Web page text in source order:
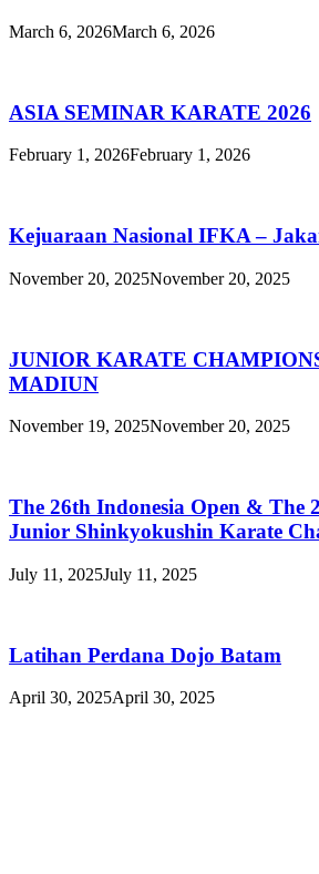
March 6, 2026March 6, 2026
ASIA SEMINAR KARATE 2026
February 1, 2026February 1, 2026
Kejuaraan Nasional IFKA –
November 20, 2025November 20, 2025
JUNIOR KARATE
MADIUN
November 19, 2025November 20, 2025
The 26th Indonesia Open & The
Junior Shinkyokushin Karate
July 11, 2025July 11, 2025
Latihan Perdana Dojo Batam
April 30, 2025April 30, 2025